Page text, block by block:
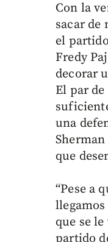
Con la
sacar de
el
Fredy
decorar
El par
una
que
“Pese a
llegamos
que se
partido